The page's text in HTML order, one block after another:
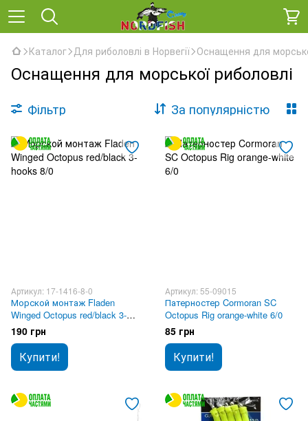
Каталог Для риболовлі в Норвегії Оснащення для
Оснащення для морської риболовлі
Фільтр За популярністю
Артикул: 17-1416-8-0
Морской монтаж Fladen
Winged Octopus red/black 3-
hooks 8/0
190 грн
Купити!
Артикул: 55-09015
Патерностер Cormoran SC
Octopus Rig orange-white 6/0
85 грн
Купити!